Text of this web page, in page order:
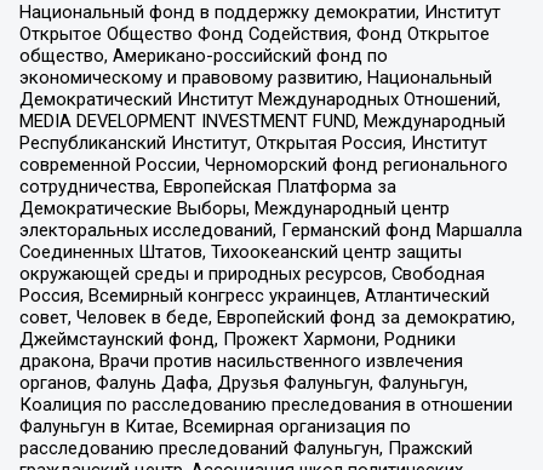
Национальный фонд в поддержку демократии, Институт
Открытое Общество Фонд Содействия, Фонд Открытое
общество, Американо-российский фонд по
экономическому и правовому развитию, Национальный
Демократический Институт Международных Отношений,
MEDIA DEVELOPMENT INVESTMENT FUND, Международный
Республиканский Институт, Открытая Россия, Институт
современной России, Черноморский фонд регионального
сотрудничества, Европейская Платформа за
Демократические Выборы, Международный центр
электоральных исследований, Германский фонд Маршалла
Соединенных Штатов, Тихоокеанский центр защиты
окружающей среды и природных ресурсов, Свободная
Россия, Всемирный конгресс украинцев, Атлантический
совет, Человек в беде, Европейский фонд за демократию,
Джеймстаунский фонд, Прожект Хармони, Родники
дракона, Врачи против насильственного извлечения
органов, Фалунь Дафа, Друзья Фалуньгун, Фалуньгун,
Коалиция по расследованию преследования в отношении
Фалуньгун в Китае, Всемирная организация по
расследованию преследований Фалуньгун, Пражский